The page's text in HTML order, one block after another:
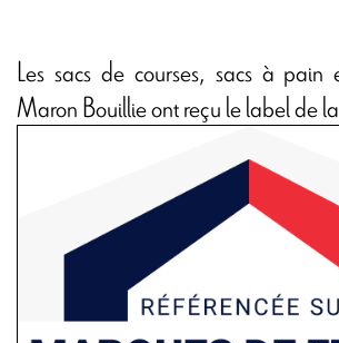
Les sacs de courses, sacs à
Maron Bouillie ont reçu le label de